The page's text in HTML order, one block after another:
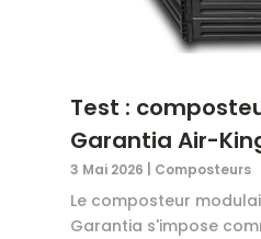
Test :
Garantia Air-
3 Mai 2026 Composteurs
Le composteur
Garantia s'impose